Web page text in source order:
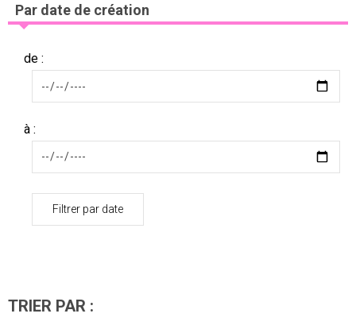
Par date de création
de :
à :
Filtrer par date
TRIER PAR :